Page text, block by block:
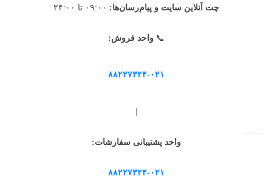
چت آنلاین سایت و پیام‌رسان‌ها:
📞واحد فروش:
۸۸۲۲۷۳۲۴-۰۲۱
|
واحد پشتیبانی سفارشات:
۸۸۲۲۷۳۲۴-۰۲۱